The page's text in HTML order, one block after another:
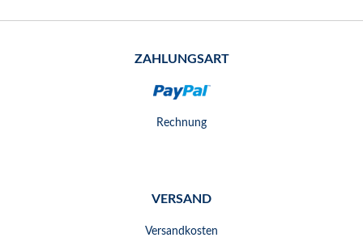
ZAHLUNGSART
Rechnung
VERSAND
Versandkosten